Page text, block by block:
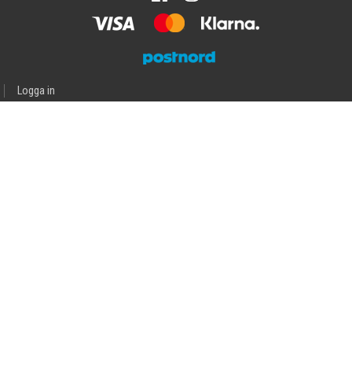
Logga in